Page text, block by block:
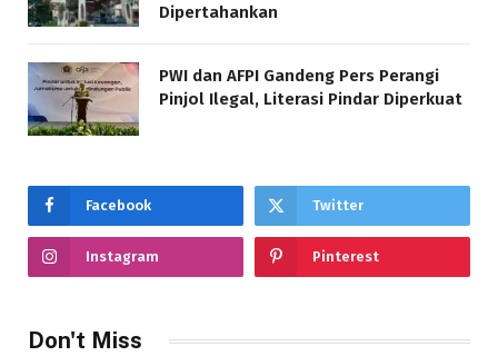
Dipertahankan
PWI dan AFPI Gandeng Pers Perangi
Pinjol Ilegal, Literasi Pindar Diperkuat
Facebook Twitter
Instagram Pinterest
Don't Miss